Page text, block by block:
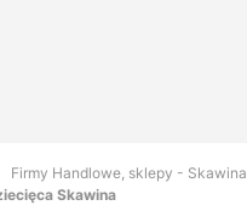
Firmy Handlowe, sklepy - Skawina
Skawina